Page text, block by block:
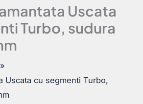
Uscata
Turbo, sudura
Uscata cu segmenti Turbo,